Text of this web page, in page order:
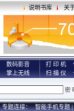
说明书库 关
数码影音
掌上无线
打 印 机
扫 描 仪
专题连接： 智能手机专题 |